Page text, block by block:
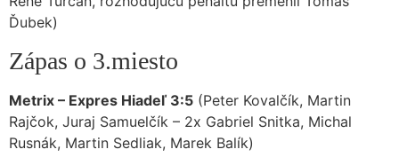
Ďubek)
Zápas o 3.miesto
Metrix – Expres Hiadeľ 3:5 (Peter Kovalčík, Martin
Rajčok, Juraj Samuelčík – 2x Gabriel Snitka, Michal
Rusnák, Martin Sedliak, Marek Balík)